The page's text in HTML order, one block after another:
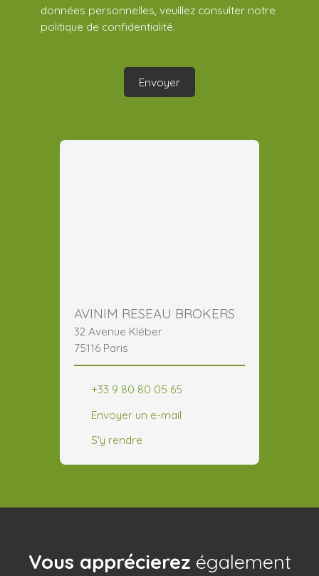
données personnelles, veuillez consulter notre
politique de confidentialité.
Envoyer
AVINIM RESEAU BROKERS
32 Avenue Kléber
75116 Paris
+33 9 80 80 05 65
Envoyer un e-mail
S'y rendre
Vous apprécierez également